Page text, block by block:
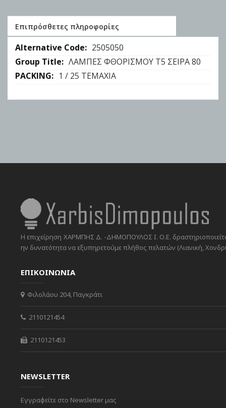
Επιπρόσθετες πληροφορίες
Επιπρόσθετες
πληροφορίες
2505050
ΛΑΜΠΕΣ ΦΘΟΡΙΣΜΟΥ Τ5 ΣΕΙΡΑ 80
1 / 25 ΤΕΜΑΧΙΑ
Η επιχείρηση ΧΑΡΜΠΗΣ Δ. -ΔΗΜΟΠΟΥΛΟΣ Ι. Ο.Ε.
ην δυνατότητα να εξυπηρετούμε πλήθος πελατών (Λιανική,
ΕΠΙΚΟΙΝΩΝΙΑ
Φιλολάου 204, Παγκράτι
2110121454
2110121453
NEWSLETTER
Εγγραφείτε στο Newsletter μας